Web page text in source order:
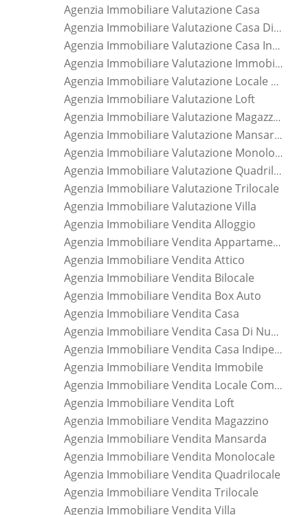
Agenzia Immobiliare Valutazione Casa
Agenzia Immobiliare Valutazione Casa Di Nuova Costruzione
Agenzia Immobiliare Valutazione Casa Indipendente
Agenzia Immobiliare Valutazione Immobile
Agenzia Immobiliare Valutazione Locale Commerciale
Agenzia Immobiliare Valutazione Loft
Agenzia Immobiliare Valutazione Magazzino
Agenzia Immobiliare Valutazione Mansarda
Agenzia Immobiliare Valutazione Monolocale
Agenzia Immobiliare Valutazione Quadrilocale
Agenzia Immobiliare Valutazione Trilocale
Agenzia Immobiliare Valutazione Villa
Agenzia Immobiliare Vendita Alloggio
Agenzia Immobiliare Vendita Appartamento
Agenzia Immobiliare Vendita Attico
Agenzia Immobiliare Vendita Bilocale
Agenzia Immobiliare Vendita Box Auto
Agenzia Immobiliare Vendita Casa
Agenzia Immobiliare Vendita Casa Di Nuova Costruzione
Agenzia Immobiliare Vendita Casa Indipendente
Agenzia Immobiliare Vendita Immobile
Agenzia Immobiliare Vendita Locale Commerciale
Agenzia Immobiliare Vendita Loft
Agenzia Immobiliare Vendita Magazzino
Agenzia Immobiliare Vendita Mansarda
Agenzia Immobiliare Vendita Monolocale
Agenzia Immobiliare Vendita Quadrilocale
Agenzia Immobiliare Vendita Trilocale
Agenzia Immobiliare Vendita Villa